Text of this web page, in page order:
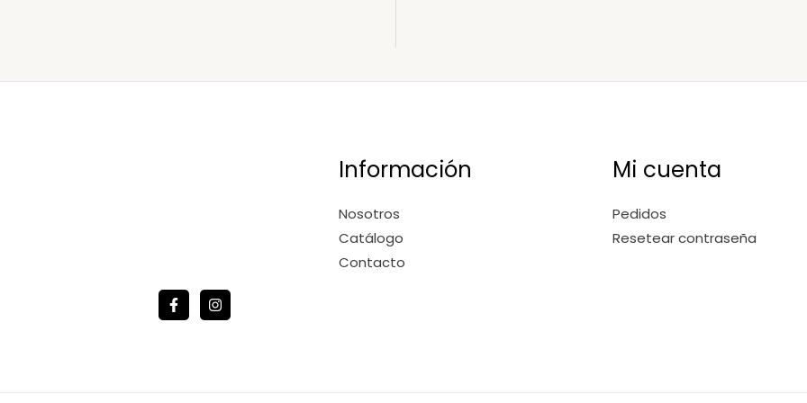
Información
Nosotros
Catálogo
Contacto
Mi cuenta
Pedidos
Resetear contraseña